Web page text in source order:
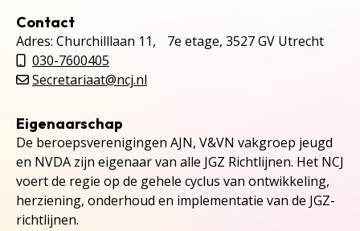
Contact
Adres: Churchilllaan 11, 7e etage, 3527 GV Utrecht
030-7600405
Secretariaat@ncj.nl
Eigenaarschap
De beroepsverenigingen AJN, V&VN vakgroep jeugd
en NVDA zijn eigenaar van alle JGZ Richtlijnen. Het NCJ
voert de regie op de gehele cyclus van ontwikkeling,
herziening, onderhoud en implementatie van de JGZ-
richtlijnen.